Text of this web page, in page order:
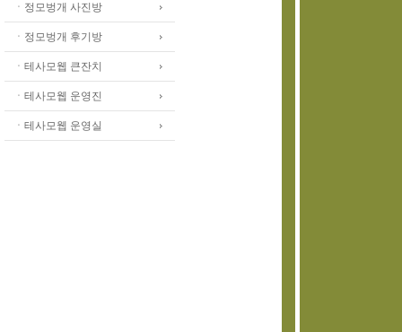
ㆍ정모벙개 사진방
ㆍ정모벙개 후기방
ㆍ테사모웹 큰잔치
ㆍ테사모웹 운영진
ㆍ테사모웹 운영실